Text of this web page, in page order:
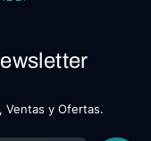
Ventas y Ofertas.